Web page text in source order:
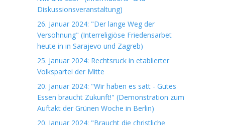
Diskussionsveranstaltung)
26. Januar 2024: "Der lange Weg der
Versöhnung" (Interreligiöse Friedensarbet
heute in in Sarajevo und Zagreb)
25. Januar 2024: Rechtsruck in etablierter
Volkspartei der Mitte
20. Januar 2024: "Wir haben es satt - Gutes
Essen braucht Zukunft!" (Demonstration zum
Auftakt der Grünen Woche in Berlin)
20. Januar 2024: "Braucht die christliche